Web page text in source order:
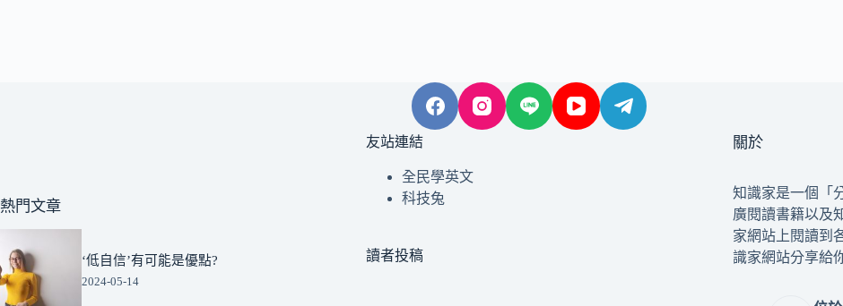
熱門文章
‘低自信’有可能是優點?
2024-05-14
友站連結
全民學英文
科技兔
讀者投稿
關於
知識家是一個「
廣閱讀書籍以及
家網站上閱讀到
識家網站分享給